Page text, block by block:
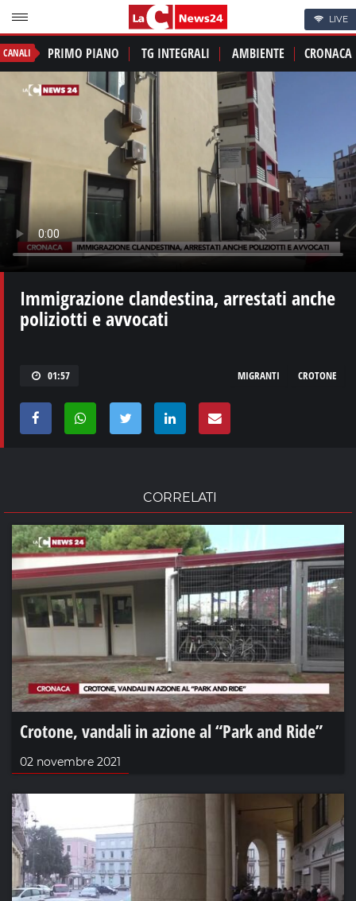
LIVE
CANALI PRIMO PIANO TG INTEGRALI AMBIENTE CRONACA
Immigrazione clandestina, arrestati anche
poliziotti e avvocati
01:57 CROTONE
MIGRANTI
CORRELATI
Crotone, vandali in azione al “Park and Ride”
02 novembre 2021